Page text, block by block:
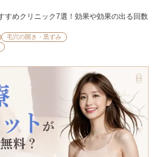
すめクリニック7選！効果や効果の出る回数
毛穴の開き・黒ずみ